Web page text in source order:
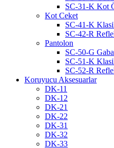
SC-31-K Kot
Kot Ceket
SC-41-K
SC-42-R
Pantolon
SC-50-G
SC-51-K
SC-52-R
Koruyucu Aksesuarlar
DK-11
DK-12
DK-21
DK-22
DK-31
DK-32
DK-33